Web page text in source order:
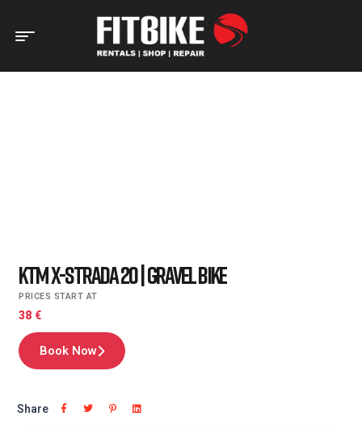
Bike Rent KTM X-Strada 20 | Gravel Bike
KTM X-Strada 20 | Gravel Bike
PRICES START AT
38€
Book Now
Share